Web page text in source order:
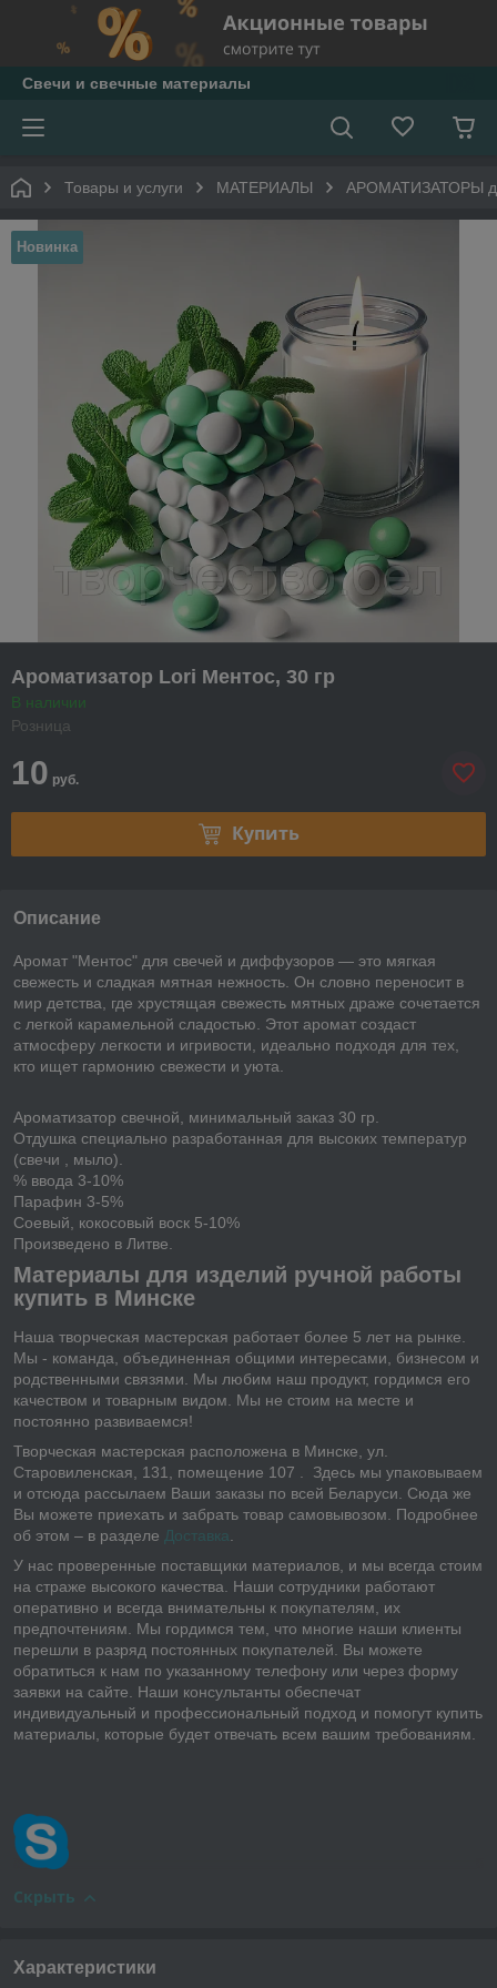
Свечи и свечные материалы
Товары и услуги МАТЕРИАЛЫ АРОМАТИЗАТОРЫ
Новинка
Ароматизатор Lori Ментос, 30 гр
В наличии
Розница
10 руб.
Купить
Описание
Аромат "Ментос" для свечей и диффузоров — это мягкая
свежесть и сладкая мятная нежность. Он словно переносит в
мир детства, где хрустящая свежесть мятных драже сочетается
с легкой карамельной сладостью. Этот аромат создаст
атмосферу легкости и игривости, идеально подходя для тех,
кто ищет гармонию свежести и уюта.
Ароматизатор свечной, минимальный заказ 30 гр.
Отдушка специально разработанная для высоких температур
(свечи , мыло).
% ввода 3-10%
Парафин 3-5%
Соевый, кокосовый воск 5-10%
Произведено в Литве.
Материалы для изделий ручной работы
купить в Минске
Наша творческая мастерская работает более 5 лет на рынке.
Мы - команда, объединенная общими интересами, бизнесом и
родственными связями. Мы любим наш продукт, гордимся его
качеством и товарным видом. Мы не стоим на месте и
постоянно развиваемся!
Творческая мастерская расположена в Минске, ул.
Старовиленская, 131, помещение 107 . Здесь мы упаковываем
и отсюда рассылаем Ваши заказы по всей Беларуси. Сюда же
Вы можете приехать и забрать товар самовывозом. Подробнее
об этом – в разделе Доставка.
У нас проверенные поставщики материалов, и мы всегда стоим
на страже высокого качества. Наши сотрудники работают
оперативно и всегда внимательны к покупателям, их
предпочтениям. Мы гордимся тем, что многие наши клиенты
перешли в разряд постоянных покупателей. Вы можете
обратиться к нам по указанному телефону или через форму
заявки на сайте. Наши консультанты обеспечат
индивидуальный и профессиональный подход и помогут купить
материалы, которые будет отвечать всем вашим требованиям.
Скрыть
Характеристики